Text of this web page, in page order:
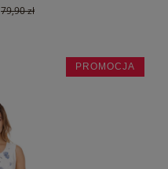
79,90 zł
PROMOCJA